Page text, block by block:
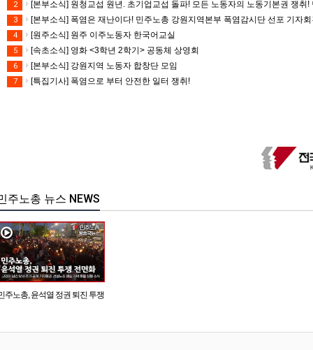
2 [본부소식] 원청교섭 원년. 초기업교섭 돌파! 모든 노동자의 노동기본권 쟁취
3 [본부소식] 폭염은 재난이다! 민주노총 강원지역본부 폭염감시단 선포 기자
4 [원주소식] 원주 이주노동자 한국어교실
5 [속초소식] 영화 <3학년 2학기> 공동체 상영회
6 [본부소식] 강원지역 노동자 합창단 모임
7 [특집기사] 폭염으로 부터 안전한 일터 쟁취!
주노총 뉴스 NEWS
주노총, 윤석열 정권 퇴진 투쟁